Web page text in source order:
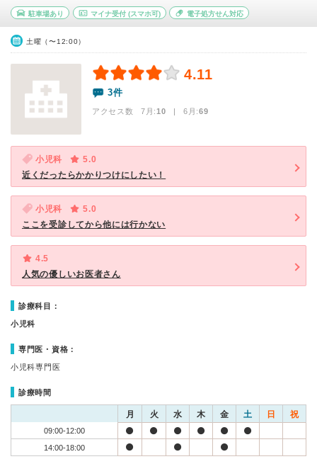
駐車場あり マイナ受付(スマホ可) 電子処方せん対応
土曜（〜12:00）
4.11
3件
アクセス数 7月:10 | 6月:69
小児科
5.0
近くだったらかかりつけにしたい！
小児科
5.0
ここを受診してから他には行かない
4.5
人気の優しいお医者さん
診療科目：
小児科
専門医・資格：
小児科専門医
診療時間
月 火 水 木 金 土 日 祝
09:00-12:00
14:00-18:00